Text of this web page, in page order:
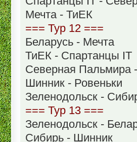
Мечта - ТиЕК
=== Тур 12 ===
Беларусь - Мечта
ТиЕК - Спартанцы IT
Северная Пальмира
Шинник - Ровеньки
Зеленодольск -
=== Тур 13 ===
Зеленодольск -
Сибирь - Шинник